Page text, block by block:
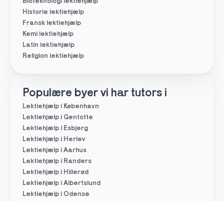
Historie lektiehjælp
Fransk lektiehjælp
Kemi lektiehjælp
Latin lektiehjælp
Religion lektiehjælp
Populære byer vi har tutors i
Lektiehjælp i København
Lektiehjælp i Gentofte
Lektiehjælp i Esbjerg
Lektiehjælp i Herlev
Lektiehjælp i Aarhus
Lektiehjælp i Randers
Lektiehjælp i Hillerød
Lektiehjælp i Albertslund
Lektiehjælp i Odense